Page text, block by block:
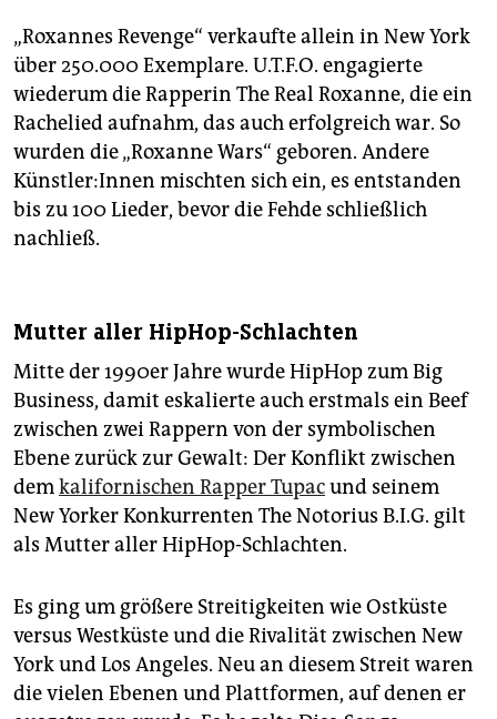
„Roxannes Revenge“ verkaufte allein in New York
über 250.000 Exemplare. U.T.F.O. engagierte
wiederum die Rapperin The Real Roxanne, die ein
Rachelied aufnahm, das auch erfolgreich war. So
wurden die „Roxanne Wars“ geboren. Andere
Künstler:Innen mischten sich ein, es entstanden
bis zu 100 Lieder, bevor die Fehde schließlich
nachließ.
Mutter aller HipHop-Schlachten
Mitte der 1990er Jahre wurde HipHop zum Big
Business, damit eskalierte auch erstmals ein Beef
zwischen zwei Rappern von der symbolischen
Ebene zurück zur Gewalt: Der Konflikt zwischen
demkalifornischen Rapper Tupacund seinem
New Yorker Konkurrenten The Notorius B.I.G. gilt
als Mutter aller HipHop-Schlachten.
Es ging um größere Streitigkeiten wie Ostküste
versus Westküste und die Rivalität zwischen New
York und Los Angeles. Neu an diesem Streit waren
die vielen Ebenen und Plattformen, auf denen er